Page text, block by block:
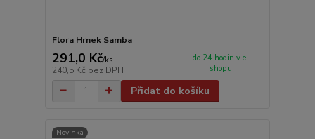
Flora Hrnek Samba
291,0 Kč/ks
240,5 Kč bez DPH
do 24 hodin v e-
shopu
Přidat do košíku
Novinka